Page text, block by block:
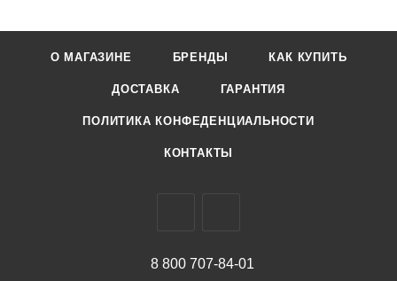
О МАГАЗИНЕ БРЕНДЫ КАК КУПИТЬ
ДОСТАВКА ГАРАНТИЯ
ПОЛИТИКА КОНФЕДЕНЦИАЛЬНОСТИ
КОНТАКТЫ
8 800 707-84-01